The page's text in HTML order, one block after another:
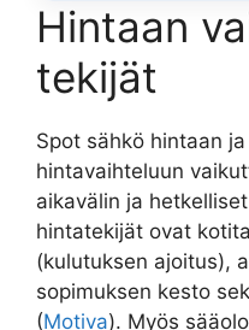
Hintaan
tekijät
Spot sähkö hintaan
hintavaihteluun
aikavälin ja
hintatekijät ovat
(kulutuksen ajoitus),
sopimuksen kesto
(Motiva). Myös